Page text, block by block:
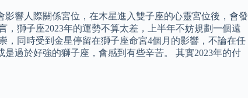
響人際關係宮位，在木星進入雙子座的心靈宮位後，會發
獅子座2023年的運勢不算太差，上半年不妨規劃一個遠
同時受到金星停留在獅子座命宮4個月的影響，不論在任
過於好強的獅子座，會感到有些辛苦。 其實2023年的付